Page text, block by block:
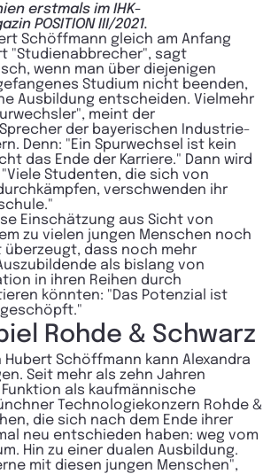
erstmals im IHK-
POSITION III/2021.
Schöffmann gleich am Anfang
"Studienabbrecher", sagt
wenn man über diejenigen
Studium nicht beenden,
Ausbildung entscheiden. Vielmehr
meint der
der bayerischen Industrie-
Denn: "Ein Spurwechsel ist kein
das Ende der Karriere." Dann wird
Studenten, die sich von
verschwenden ihr
Einschätzung aus Sicht von
zu vielen jungen Menschen noch
überzeugt, dass noch mehr
als bislang von
in ihren Reihen durch
könnten: "Das Potenzial ist
Rohde & Schwarz
Hubert Schöffmann kann Alexandra
Seit mehr als zehn Jahren
als kaufmännische
Technologiekonzern Rohde &
die sich nach dem Ende ihrer
neu entschieden haben: weg vom
Hin zu einer dualen Ausbildung.
mit diesen jungen Menschen",